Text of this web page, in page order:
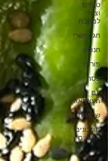
טיפים
וציוד
למטבח
חגי תשרי
חנוכה
פורים
פסח
יום
העצמאות
שבועות
מתכונים
אהובים